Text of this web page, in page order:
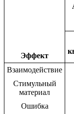
Эффект
Взаимодействие
Стимульный
материал
Ошибка